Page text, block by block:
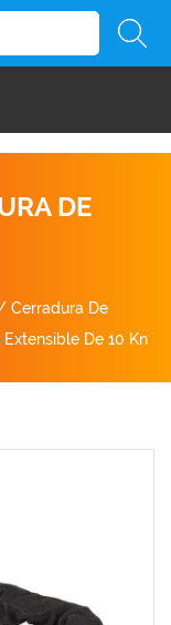
DE
Cerradura De
De 10 Kn